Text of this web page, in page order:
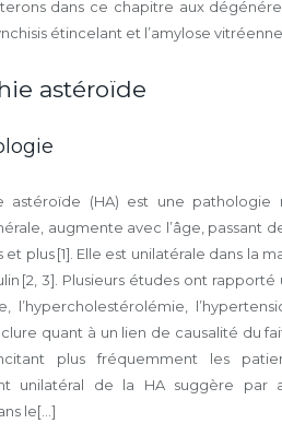
dans ce chapitre aux
étincelant et l’amylose vitréenne.
astéroïde
astéroïde (HA) est une
augmente avec l’âge, passant
et plus [1]. Elle est unilatérale dans
[2, 3]. Plusieurs études ont
l’hypercholestérolémie,
quant à un lien de causalité du
plus fréquemment les
unilatéral de la HA suggère par
le[...]